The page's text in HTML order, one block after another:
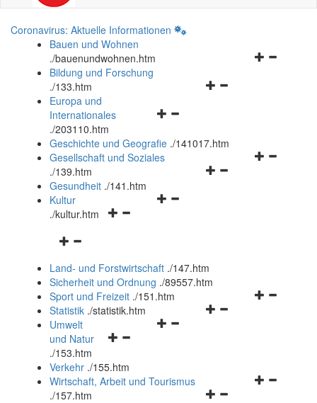
Coronavirus: Aktuelle Informationen
Bauen und Wohnen
./bauenundwohnen.htm
Navigationsmenü
Bildung und Forschung
./133.htm
Navigationsmenü
und
schließen
Europa und
Internationales
./203110.htm
Geschichte und Geografie ./141017.htm
Navigationsmenü
Gesellschaft und Soziales
./139.htm
Navigationsmenü
Gesundheit ./141.htm
Navigationsmenü
Kultur
./kultur.htm
Navigationsmenü
und
schließen
Land- und Forstwirtschaft ./147.htm
Sicherheit und Ordnung ./89557.htm
Navigationsmenü
Sport und Freizeit ./151.htm
Navigationsmenü
Statistik ./statistik.htm
Navigationsmenü
und
schließen
Umwelt
und Natur
./153.htm
Verkehr ./155.htm
Navigationsmenü
Wirtschaft, Arbeit und Tourismus
./157.htm